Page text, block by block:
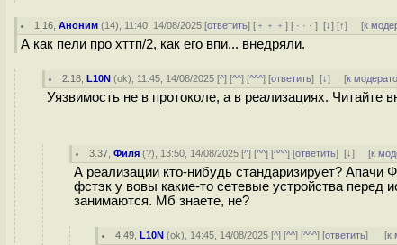
1.16 ,Аноним (14), 11:40, 14/08/2025 [ответить] [ ﹢﹢﹢] [ · · ·][↓] [↑] [к
А как пели про хттп/2, как его впи... внедряли.
2.18 ,L10N (ok), 11:45, 14/08/2025 [^] [^^] [^^^] [ответить][↓] [к
Уязвимость не в протоколе, а в реализациях. Читайте
3.37 ,Филя (?), 13:50, 14/08/2025 [^] [^^] [^^^] [ответить][↓] [к
А реализации кто-нибудь стандаризирует? Апачи
фстэк у вовы какие-то сетевые устройства перед
занимаются. Мб знаете, не?
4.49 ,L10N (ok), 14:45, 14/08/2025 [^] [^^] [^^^] [ответить] [к